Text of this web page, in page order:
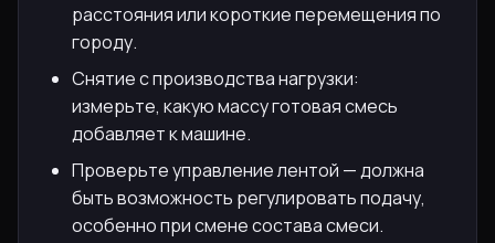
расстояния или короткие перемещения по
городу.
Снятие с производства нагрузки:
измерьте, какую массу готовая смесь
добавляет к машине.
Проверьте управление лентой — должна
быть возможность регулировать подачу,
особенно при смене состава смеси.